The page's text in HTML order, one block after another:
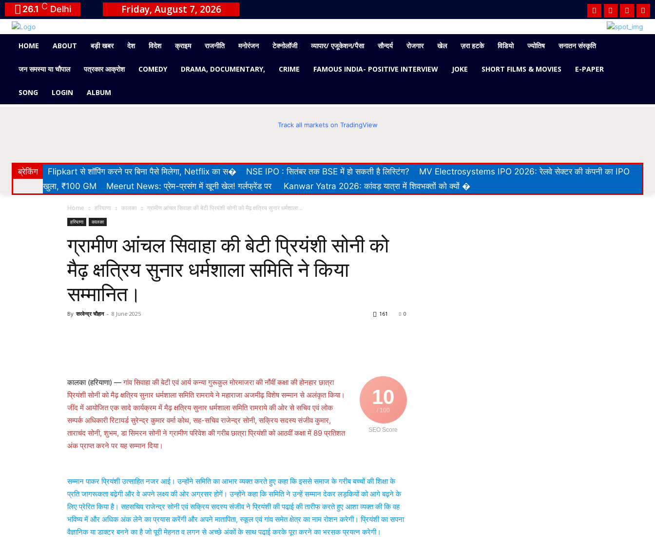
26.1 C Delhi Friday, August 7, 2026
HOME ABOUT बड़ी खबर देश विदेश क्राइम राजनीति मनोरंजन टेक्नोलॉजी व्यापार/ एजूकेशन/पैसा सौन्दर्य रोजगार खेल ज़रा हटके विडियो ज्योतिष सनातन संस्कृति
जन समस्या या चौपाल पत्रकार आक्रोश COMEDY DRAMA, DOCUMENTARY, CRIME FAMOUS INDIA- POSITIVE INTERVIEW JOKE SHORT FILMS & MOVIES E-PAPER
SONG LOGIN ALBUM
Track all markets on TradingView
ब्रेकिंग Flipkart से शॉपिंग करने पर बिना पैसे मिलेगा, Netflix का स� NSE IPO : सितंबर तक BSE में हो सकती है लिस्टिंग?
MV Electrosystems IPO 2026: रेलवे सेक्टर की कंपनी का IPO
खुला, ₹100 GM
Meerut News: प्रेम-प्रसंग में खूनी खेल! गर्लफ्रेंड पर Kanwar Yatra 2026: कांवड़ यात्रा में शिवभक्तों को क्यों �
Home हरियाणा कालका ग्रामीण आंचल सिवाहा की बेटी प्रियंशी सोनी को मैढ़ क्षत्रिय सुनार धर्मशाला...
हरियाणा कालका
ग्रामीण आंचल सिवाहा की बेटी प्रियंशी सोनी को
मैढ़ क्षत्रिय सुनार धर्मशाला समिति ने किया
सम्मानित।
By सरवेन्द्र चौहान - 8 June 2025 0
161
10
/ 100
SEO Score
कालका (हरियाणा) —गांव सिवाहा की बेटी एवं आर्य कन्या गुरूकुल मोरमाजरा की नौंवीं कक्षा की होनहार छात्रा
प्रियंशी सोनी को मैढ़ क्षत्रिय सुनार धर्मशाला समिति रामराये ने महाराजा अजमीढ़ विशेष सम्मान से अलंकृत किया।
जींद में आयोजित एक सादे कार्यक्रम में मैढ़ क्षत्रिय सुनार धर्मशाला समिति रामराये की ओर से सचिव एवं लोक
सम्पर्क अधिकारी रिटायर्ड सुरेन्द्र कुमार वर्मा कोथ, सह-सचिव राजेन्द्र सोनी, सक्रिय सदस्य संजीव कुमार,
ताराचंद सोनी, शुभम, डा सिमरन सोनी ने ग्रामीण परिवेश की गरीब छात्रा प्रियंशी को आठवीं कक्षा में 89 प्रतिशत
अंक प्राप्त करने पर यह सम्मान दिया।
सम्मान पाकर प्रियंशी उत्साहित नजर आई। उन्होंने समिति का आभार व्यक्त करते हुए कहा कि इससे समाज के गरीब बच्चों की शिक्षा के
प्रति जागरूकता बढे़गी और वे अपने लक्ष्य की ओर अग्रसर होगें। उन्होंने कहा कि समिति ने उन्हें सम्मान देकर लड़कियों को आगे बढ़ने के
लिए प्रेरित किया है। सहसचिव राजेन्द्र सोनी एवं सक्रिय सदस्य संजीव ने प्रियंशी की पढा़ई की तारीफ करते हुए आशा व्यक्त की कि वह
भविष्य में और अधिक अंक लेने का प्रयास करेंगी और अपने मातापिता, स्कूल एवं गांव समेत क्षेत्र का नाम रोशन करेगी। प्रियंशी का सपना
वैज्ञानिक या डाक्टर बनने का है जो पूरी मेहनत व लगन से अच्छे अंकों के साथ पढा़ई करके पूरा करने का भरसक प्रयत्न करेगी।